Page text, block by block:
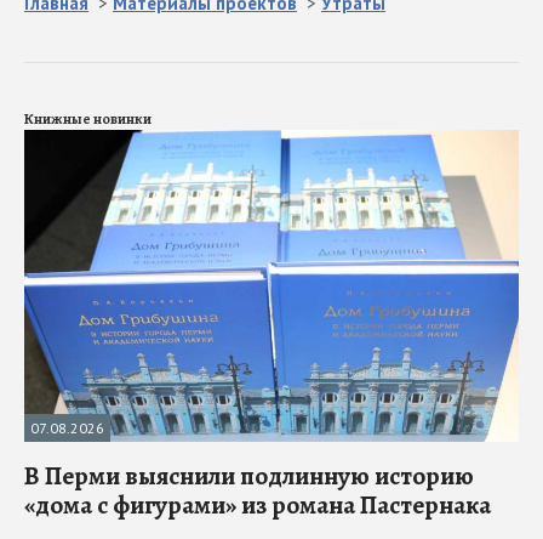
Книжные новинки
07.08.2026
В Перми выяснили подлинную историю
«дома с фигурами» из романа Пастернака